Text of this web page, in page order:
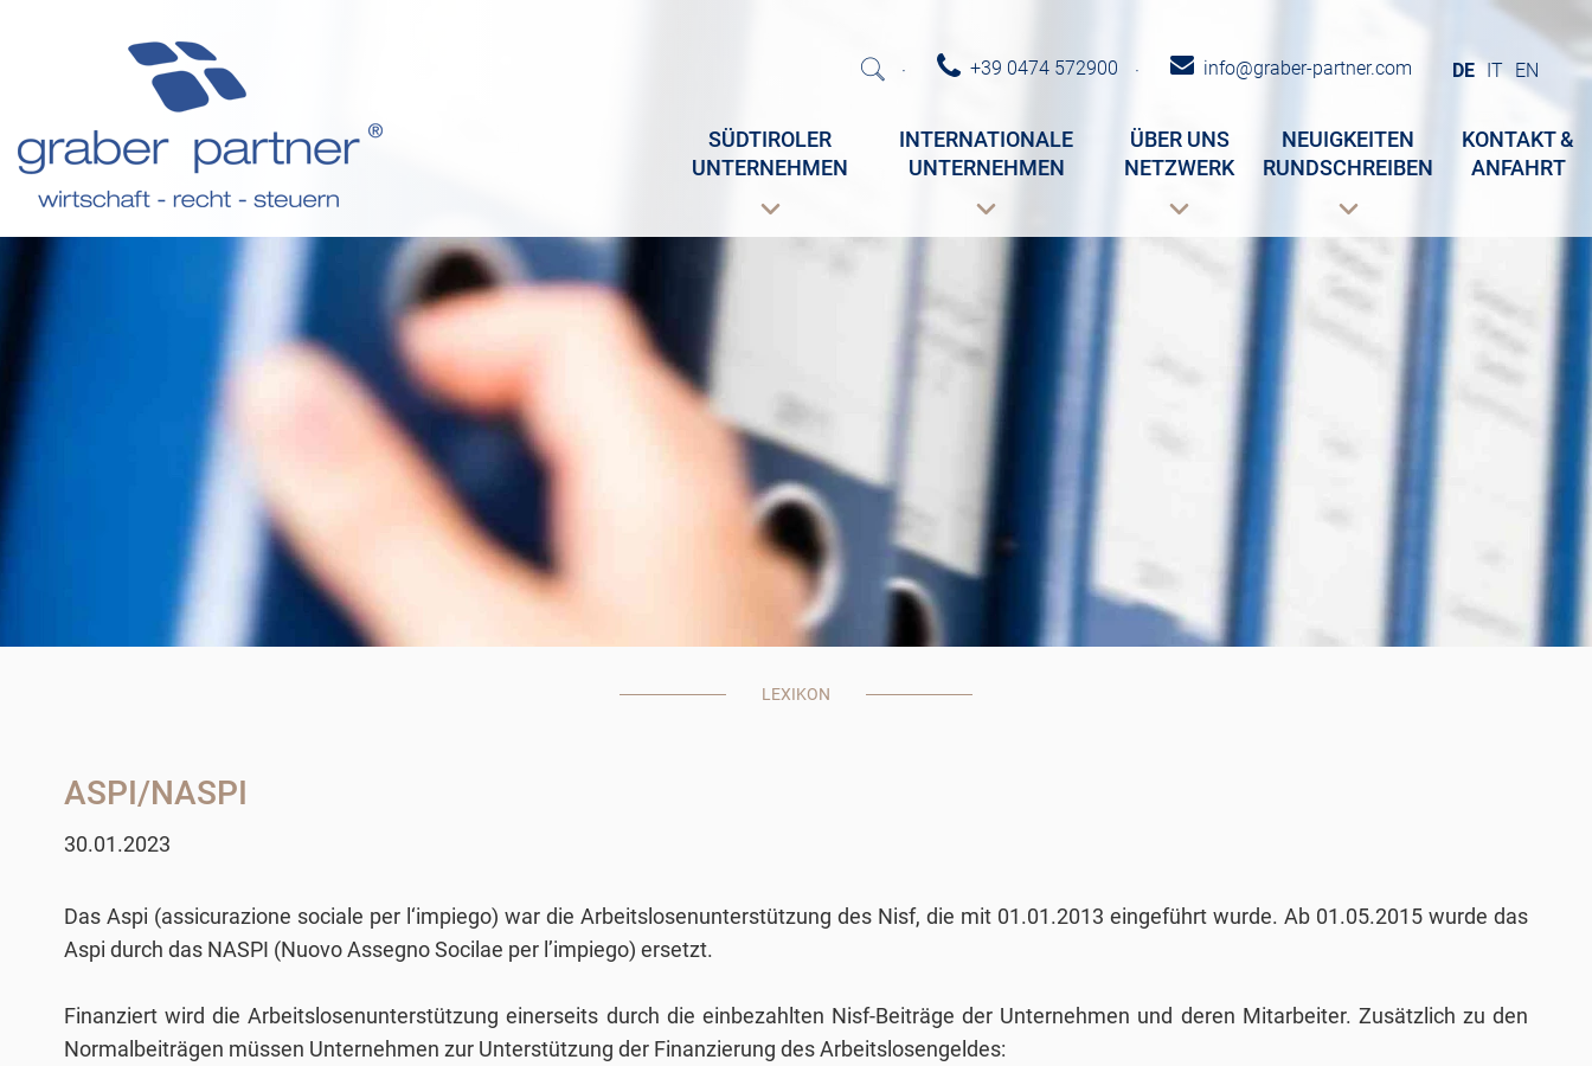
· +39 0474 572900 · info@graber-partner.com DE IT EN
SÜDTIROLER
UNTERNEHMEN
INTERNATIONALE
UNTERNEHMEN
ÜBER UNS
NETZWERK
NEUIGKEITEN
RUNDSCHREIBEN
KONTAKT &
ANFAHRT
LEXIKON
ASPI/NASPI
30.01.2023
Das Aspi (assicurazione sociale per l‘impiego) war die Arbeitslosenunterstützung des Nisf, die mit 01.01.2013 eingeführt wurde. Ab 01.05.2015 wurde das
Aspi durch das NASPI (Nuovo Assegno Socilae per l’impiego) ersetzt.
Finanziert wird die Arbeitslosenunterstützung einerseits durch die einbezahlten Nisf-Beiträge der Unternehmen und deren Mitarbeiter. Zusätzlich zu den
Normalbeiträgen müssen Unternehmen zur Unterstützung der Finanzierung des Arbeitslosengeldes: